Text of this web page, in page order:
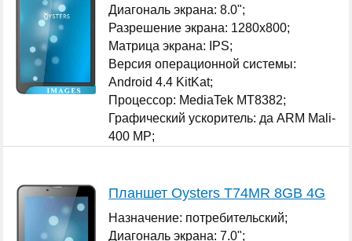
Диагональ экрана: 8.0";
Разрешение экрана: 1280x800;
Матрица экрана: IPS;
Версия операционной системы:
Android 4.4 KitKat;
Процессор: MediaTek MT8382;
Графический ускоритель: да ARM Mali-
400 MP;
Планшет Oysters T74MR 8GB 4G
Назначение: потребительский;
Диагональ экрана: 7.0";